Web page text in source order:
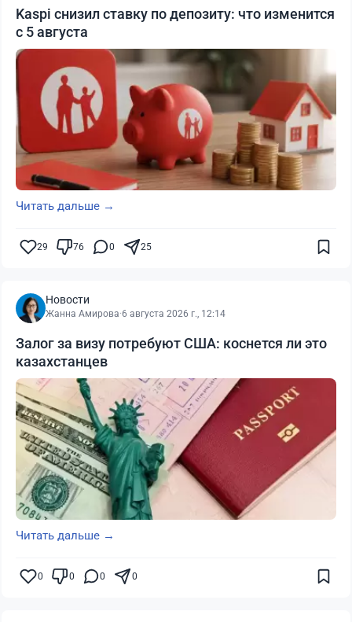
Kaspi снизил ставку по депозиту: что изменится
с 5 августа
Читать дальше →
29 76 0 25
Новости
Жанна Амирова·6 августа 2026 г., 12:14
Залог за визу потребуют США: коснется ли это
казахстанцев
Читать дальше →
0 0 0 0